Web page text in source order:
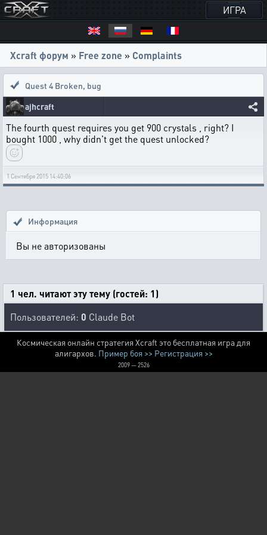
ИГРА
Xcraft форум » Free zone » Complaints
Quest 4 Broken, bug
ajhcraft
The fourth quest requires you get 900 crystals , right? I
bought 1000 , why didn't get the quest unlocked?
1 Сентября 2015 14:40:06
Информация
Вы не авторизованы
1 чел. читают эту тему (гостей: 1)
Пользователей: 0 Claude Bot
Космическая онлайн стратегия Xcraft это бесплатная игра для
алигархов. Пример боя >> Регистрация >>
2009 — 2526